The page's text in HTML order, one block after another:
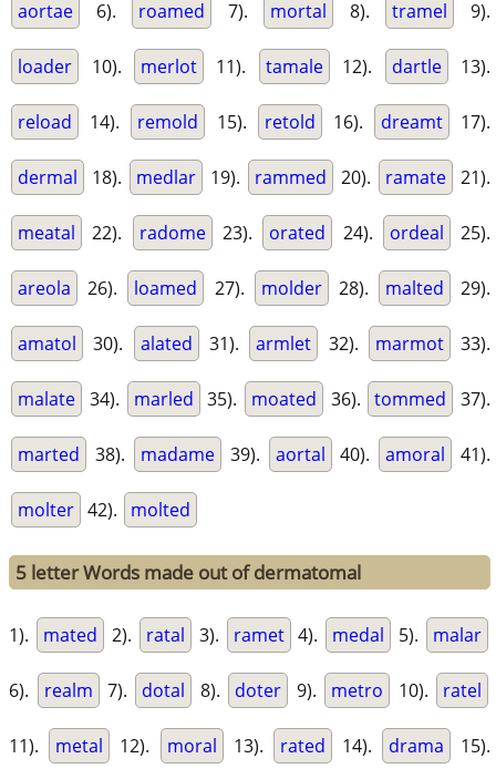
aortae 6). roamed 7). mortal 8). tramel 9).
loader 10). merlot 11). tamale 12). dartle 13).
reload 14). remold 15). retold 16). dreamt 17).
dermal 18). medlar 19). rammed 20). ramate 21).
meatal 22). radome 23). orated 24). ordeal 25).
areola 26). loamed 27). molder 28). malted 29).
amatol 30). alated 31). armlet 32). marmot 33).
malate 34). marled 35). moated 36). tommed 37).
marted 38). madame 39). aortal 40). amoral 41).
molter 42). molted
5 letter Words made out of dermatomal
1). mated 2). ratal 3). ramet 4). medal 5). malar
6). realm 7). dotal 8). doter 9). metro 10). ratel
11). metal 12). moral 13). rated 14). drama 15).